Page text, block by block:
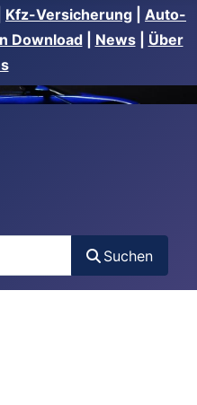
Kfz-Versicherung
Auto-
Download| News| Über
Suchen